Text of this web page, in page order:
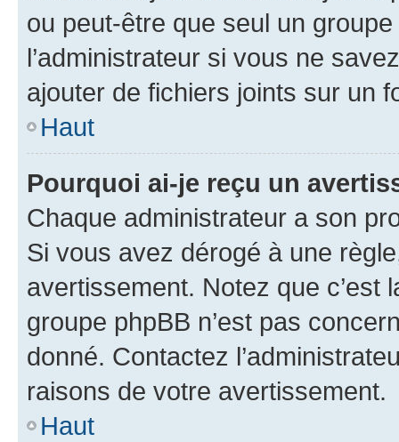
ou peut-être que seul un
l’administrateur si vous ne
ajouter de fichiers joints sur un
Haut
Pourquoi ai-je reçu un
Chaque administrateur a son
Si vous avez dérogé à une
avertissement. Notez que c’est
groupe phpBB n’est pas
donné. Contactez
raisons de votre avertissement.
Haut